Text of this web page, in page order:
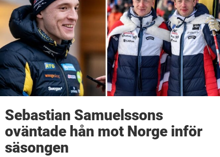
Sebastian Samuelssons
oväntade hån mot Norge inför
säsongen